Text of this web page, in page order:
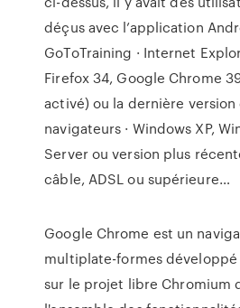
déçus avec l’application
GoToTraining · Internet
Firefox 34, Google Chrome
activé) ou la dernière
navigateurs · Windows XP,
Server ou version plus
câble, ADSL ou supérieure…
Google Chrome est un
multiplate-formes développé
sur le projet libre Chromium